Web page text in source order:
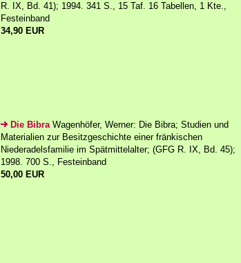
R. IX, Bd. 41); 1994. 341 S., 15 Taf. 16 Tabellen, 1 Kte.,
Festeinband
34,90 EUR
Die BibraWagenhöfer, Werner: Die Bibra; Studien und
Materialien zur Besitzgeschichte einer fränkischen
Niederadelsfamilie im Spätmittelalter; (GFG R. IX, Bd. 45);
1998. 700 S., Festeinband
50,00 EUR